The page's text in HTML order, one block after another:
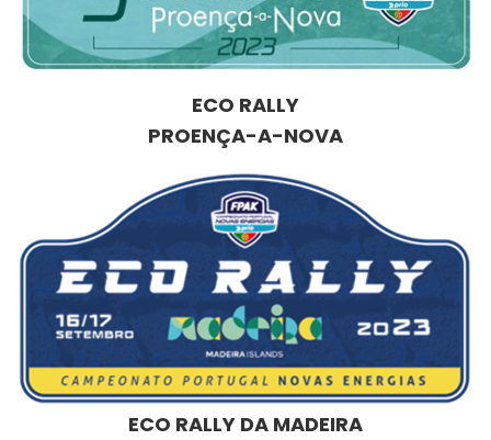
ECO RALLY
PROENÇA-A-NOVA
ECO RALLY DA MADEIRA